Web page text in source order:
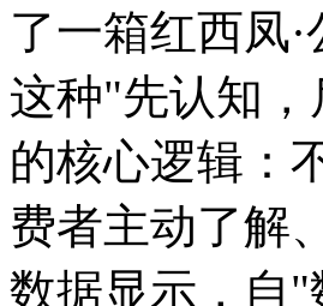
了一箱红西凤
这种"先认知
的核心逻辑：
费者主动了解
数据显示，自